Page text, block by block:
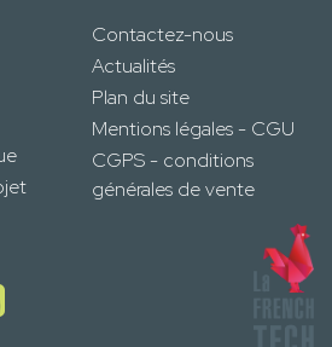
Contactez-nous
Actualités
Plan du site
Mentions légales - CGU
CGPS - conditions
générales de vente